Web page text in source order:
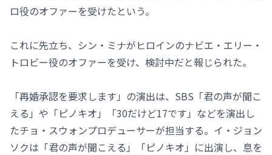
ロ役のオファーを受けたという。
これに先立ち、シン・ミナがヒロインのナビエ・エリー・
トロビー役のオファーを受け、検討中だと報じられた。
「再婚承認を要求します」の演出は、SBS「君の声が聞こ
える」や「ピノキオ」「30だけど17です」などを演出し
たチョ・スウォンプロデューサーが担当する。イ・ジョン
ソクは「君の声が聞こえる」「ピノキオ」に出演し、息を